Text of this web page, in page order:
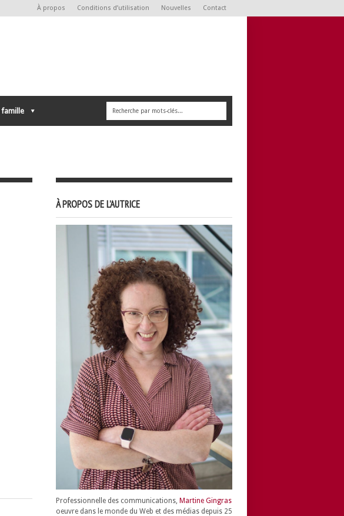
À propos Conditions d’utilisation Nouvelles Contact
famille
À PROPOS DE L’AUTRICE
Professionnelle des communications, Martine Gingras
oeuvre dans le monde du Web et des médias depuis 25